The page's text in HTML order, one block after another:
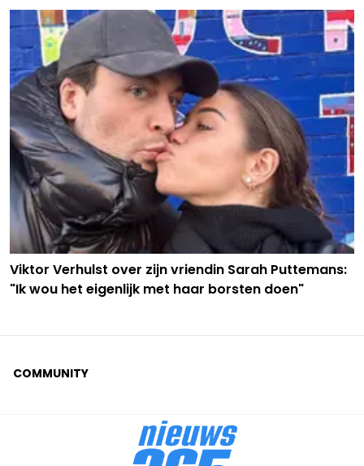
Viktor Verhulst over zijn vriendin Sarah Puttemans:
"Ik wou het eigenlijk met haar borsten doen"
COMMUNITY